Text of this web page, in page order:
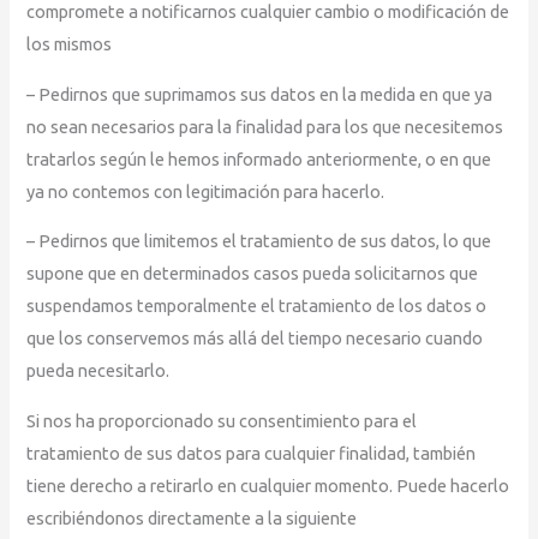
compromete a notificarnos cualquier cambio o modificación de
los mismos
– Pedirnos que suprimamos sus datos en la medida en que ya
no sean necesarios para la finalidad para los que necesitemos
tratarlos según le hemos informado anteriormente, o en que
ya no contemos con legitimación para hacerlo.
– Pedirnos que limitemos el tratamiento de sus datos, lo que
supone que en determinados casos pueda solicitarnos que
suspendamos temporalmente el tratamiento de los datos o
que los conservemos más allá del tiempo necesario cuando
pueda necesitarlo.
Si nos ha proporcionado su consentimiento para el
tratamiento de sus datos para cualquier finalidad, también
tiene derecho a retirarlo en cualquier momento. Puede hacerlo
escribiéndonos directamente a la siguiente